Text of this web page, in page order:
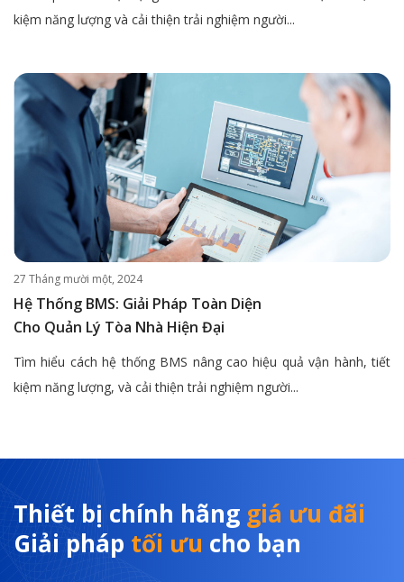
kiệm năng lượng và cải thiện trải nghiệm người...
27 Tháng mười một, 2024
Hệ Thống BMS: Giải Pháp Toàn Diện
Cho Quản Lý Tòa Nhà Hiện Đại
Tìm hiểu cách hệ thống BMS nâng cao hiệu quả vận hành, tiết
kiệm năng lượng, và cải thiện trải nghiệm người...
Thiết bị chính hãng giá ưu đãi
Giải pháp tối ưu cho bạn